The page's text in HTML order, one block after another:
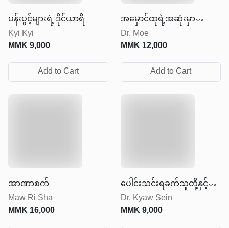
ပန်းပွင့်များရဲ့ ဒိုင်ယာရီ
Kyi Kyi
MMK9,000
Add to Cart
အမှောင်ထုရဲ့အဆုံးမှာ
အလင်းရောင်ရှိတယ်
Dr. Moe
MMK12,000
Add to Cart
အာဏာစက်
Maw Ri Sha
MMK16,000
ပေါင်းသင်းရခက်သူတို့နှင့်
အဆင်ပြေစွာဆက်ဆံနည်း
များ
Dr. Kyaw Sein
MMK9,000